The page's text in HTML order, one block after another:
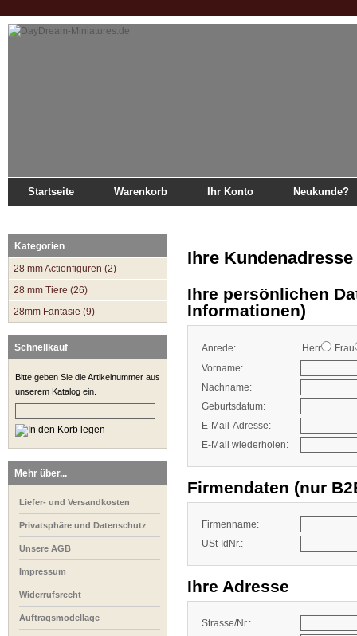
Startseite Warenkorb Ihr Konto Neukunde?
Kategorien
28 mm Actionfiguren (2)
28 mm Tiere (26)
28mm Fantasie (9)
Schnellkauf
Bitte geben Sie die Artikelnummer aus
unserem Katalog ein.
Mehr über...
Liefer- und Versandkosten
Privatsphäre und Datenschutz
Unsere AGB
Impressum
Widerrufsrecht
Auftragsmodellage
Ihre Kundenadresse
Ihre persönlichen
Informationen)
Anrede: Herr
Frau
Vorname:
Nachname:
Geburtsdatum:
E-Mail-Adresse:
E-Mail wiederholen:
Firmendaten (nur
Firmenname:
USt-IdNr.:
Ihre Adresse
Strasse/Nr.: